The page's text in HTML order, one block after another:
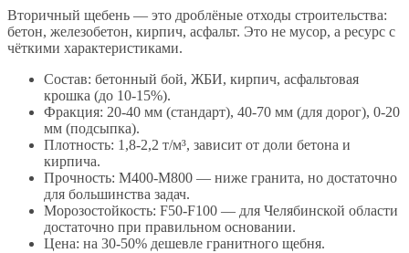
Вторичный щебень — это дроблёные отходы строительства:
бетон, железобетон, кирпич, асфальт. Это не мусор, а ресурс с
чёткими характеристиками.
Состав: бетонный бой, ЖБИ, кирпич, асфальтовая
крошка (до 10-15%).
Фракция: 20-40 мм (стандарт), 40-70 мм (для дорог), 0-20
мм (подсыпка).
Плотность: 1,8-2,2 т/м³, зависит от доли бетона и
кирпича.
Прочность: М400-М800 — ниже гранита, но достаточно
для большинства задач.
Морозостойкость: F50-F100 — для Челябинской области
достаточно при правильном основании.
Цена: на 30-50% дешевле гранитного щебня.